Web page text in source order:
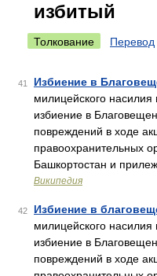
избитый
Толкование Перевод
41 Избиение в
милицейского
избиение в
повреждений в ходе
правоохранительных
Башкортостан и
Википедия
42 Избиение в
милицейского
избиение в
повреждений в ходе